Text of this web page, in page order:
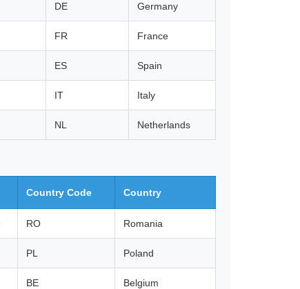
DE Germany
FR France
ES Spain
IT Italy
NL Netherlands
Country Code Country
RO Romania
PL Poland
BE Belgium